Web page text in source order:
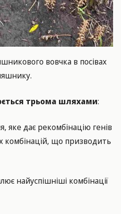
вовчка в посівах
трьома шляхами:
яке дає рекомбінацію генів
комбінацій, що призводить
найуспішніші комбінації